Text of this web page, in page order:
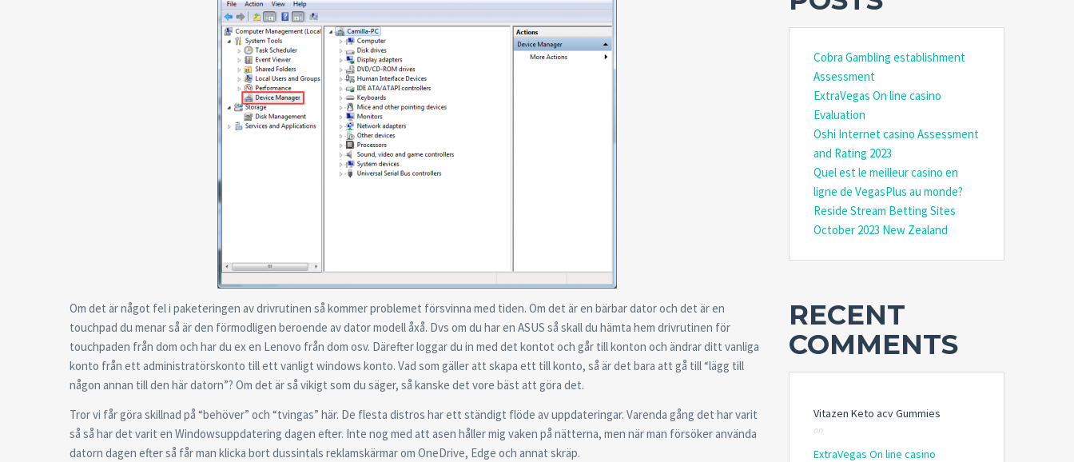
Om det är något fel i paketeringen av drivrutinen så kommer problemet försvinna med tiden. Om det är en bärbar dator och det är en
touchpad du menar så är den förmodligen beroende av dator modell åxå. Dvs om du har en ASUS så skall du hämta hem drivrutinen för
touchpaden från dom och har du ex en Lenovo från dom osv. Därefter loggar du in med det kontot och går till konton och ändrar ditt vanliga
konto från ett administratörskonto till ett vanligt windows konto. Vad som gäller att skapa ett till konto, så är det bara att gå till “lägg till
någon annan till den här datorn”? Om det är så vikigt som du säger, så kanske det vore bäst att göra det.
Tror vi får göra skillnad på “behöver” och “tvingas” här. De flesta distros har ett ständigt flöde av uppdateringar. Varenda gång det har varit
så så har det varit en Windowsuppdatering dagen efter. Inte nog med att asen håller mig vaken på nätterna, men när man försöker använda
datorn dagen efter så får man klicka bort dussintals reklamskärmar om OneDrive, Edge och annat skräp.
Cobra Gambling establishment
Assessment
ExtraVegas On line casino
Evaluation
Oshi Internet casino Assessment
and Rating 2023
Quel est le meilleur casino en
ligne de VegasPlus au monde?
Reside Stream Betting Sites
October 2023 New Zealand
RECENT
COMMENTS
Vitazen Keto acv Gummies
on
ExtraVegas On line casino